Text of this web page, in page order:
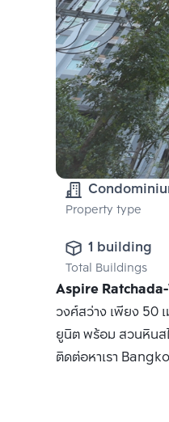
Property type
1 building
Total Buildings
Aspire
วงศ์สว่าง เพียง 50
ยูนิต พร้อม สวนหินส
ติดต่อหาเรา